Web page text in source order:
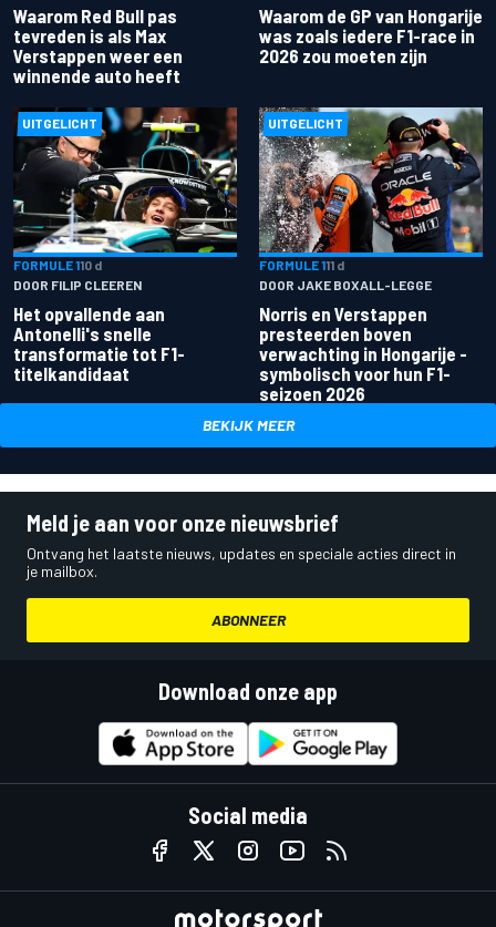
Waarom Red Bull pas
tevreden is als Max
Verstappen weer een
winnende auto heeft
Waarom de GP van Hongarije
was zoals iedere F1-race in
2026 zou moeten zijn
UITGELICHT
FORMULE 110 d
DOOR FILIP CLEEREN
Het opvallende aan
Antonelli's snelle
transformatie tot F1-
titelkandidaat
UITGELICHT
FORMULE 111 d
DOOR JAKE BOXALL-LEGGE
Norris en Verstappen
presteerden boven
verwachting in Hongarije -
symbolisch voor hun F1-
seizoen 2026
BEKIJK MEER
Meld je aan voor onze nieuwsbrief
Ontvang het laatste nieuws, updates en speciale acties direct in
je mailbox.
ABONNEER
Download onze app
Social media